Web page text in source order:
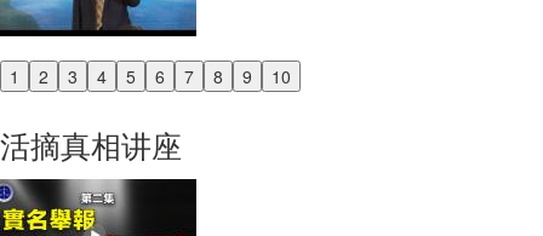
1 2 3 4 5 6 7 8 9 10
Previous
活摘真相讲座